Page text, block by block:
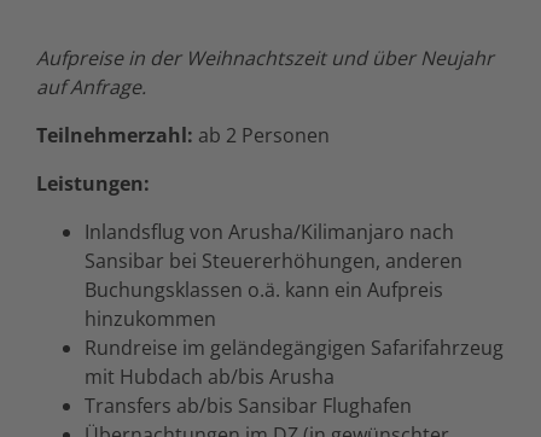
Aufpreise in der Weihnachtszeit und über Neujahr
auf Anfrage.
Teilnehmerzahl: ab 2 Personen
Leistungen:
Inlandsflug von Arusha/Kilimanjaro nach
Sansibar bei Steuererhöhungen, anderen
Buchungsklassen o.ä. kann ein Aufpreis
hinzukommen
Rundreise im geländegängigen Safarifahrzeug
mit Hubdach ab/bis Arusha
Transfers ab/bis Sansibar Flughafen